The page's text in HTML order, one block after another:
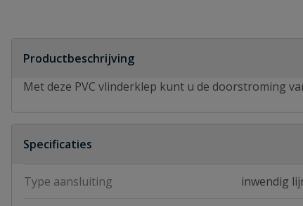
Productbeschrijving
Met deze PVC vlinderklep kunt u de doorstroming
Specificaties
Type aansluiting inwendig